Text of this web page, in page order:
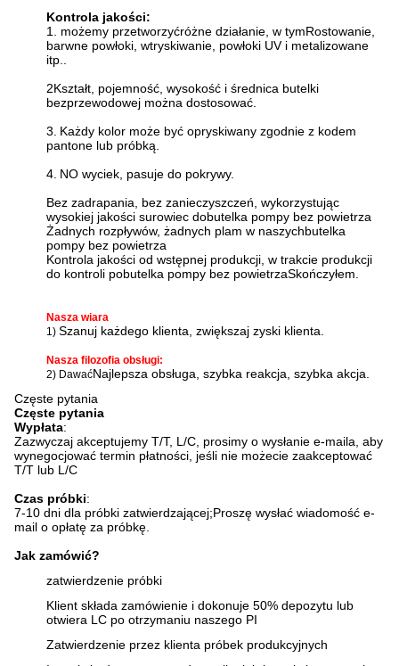
Kontrola jakości:
1. możemy przetworzyćróżne działanie, w tymRostowanie,
barwne powłoki, wtryskiwanie, powłoki UV i metalizowane
itp..
2Kształt, pojemność, wysokość i średnica butelki
bezprzewodowej można dostosować.
3. Każdy kolor może być opryskiwany zgodnie z kodem
pantone lub próbką.
4. NO wyciek, pasuje do pokrywy.
Bez zadrapania, bez zanieczyszczeń, wykorzystując
wysokiej jakości surowiec dobutelka pompy bez powietrza
Żadnych rozpływów, żadnych plam w naszychbutelka
pompy bez powietrza
Kontrola jakości od wstępnej produkcji, w trakcie produkcji
do kontroli pobutelka pompy bez powietrzaSkończyłem.
Nasza wiara
1) Szanuj każdego klienta, zwiększaj zyski klienta.
Nasza filozofia obsługi:
2) DawaćNajlepsza obsługa, szybka reakcja, szybka akcja.
Częste pytania
Częste pytania
Wypłata:
Zazwyczaj akceptujemy T/T, L/C, prosimy o wysłanie e-maila, aby
wynegocjować termin płatności, jeśli nie możecie zaakceptować
T/T lub L/C
Czas próbki:
7-10 dni dla próbki zatwierdzającej;Proszę wysłać wiadomość e-
mail o opłatę za próbkę.
Jak zamówić?
zatwierdzenie próbki
Klient składa zamówienie i dokonuje 50% depozytu lub
otwiera LC po otrzymaniu naszego PI
Zatwierdzenie przez klienta próbek produkcyjnych